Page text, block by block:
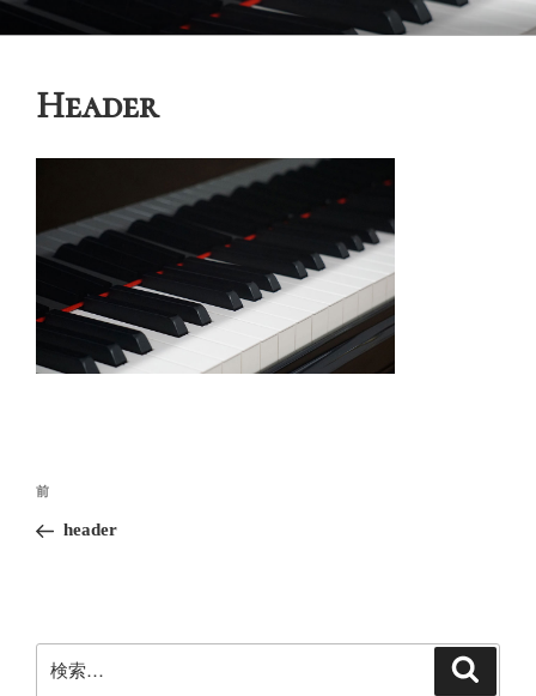
ン
御木本メソッド
脳や筋肉をトレーニングしながら奏法を学び、美しい音と自然で優れた
Header
投
ナ
ー
シ
前
の
前
header
索: